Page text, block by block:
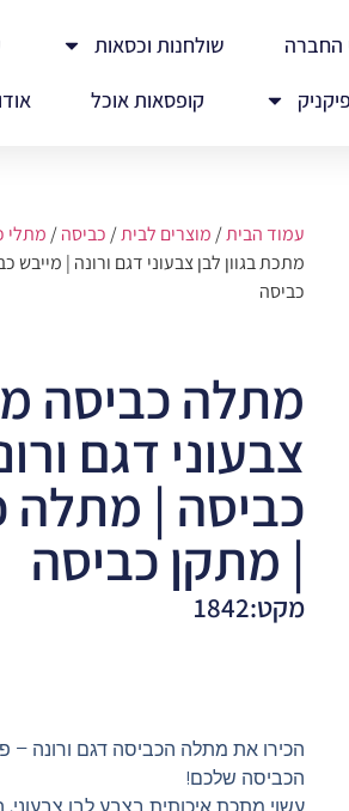
החברה שולחנות וכסאות
קופסאות אוכל
עמוד הבית/ מוצרים לבית/ כביסה/ מתלי
מתכת בגוון לבן צבעוני דגם ורונה |
כביסה
מתלה כביסה
צבעוני דגם
כביסה |
| מתקן כביסה
מקט:1842
הכירו את מתלה הכביסה דגם ורונה –
הכביסה שלכם!